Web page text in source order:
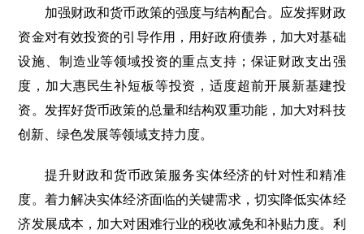
加强财政和货币政策的强度与结构配合。应发挥财政
资金对有效投资的引导作用，用好政府债券，加大对基础
设施、制造业等领域投资的重点支持；保证财政支出强
度，加大惠民生补短板等投资，适度超前开展新基建投
资。发挥好货币政策的总量和结构双重功能，加大对科技
创新、绿色发展等领域支持力度。
提升财政和货币政策服务实体经济的针对性和精准
度。着力解决实体经济面临的关键需求，切实降低实体经
济发展成本，加大对困难行业的税收减免和补贴力度。利